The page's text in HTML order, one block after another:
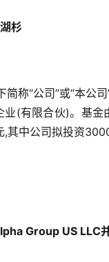
杉
简称“公司”或“本公
(有限合伙)。基金
其中公司拟投资
Group US LLC